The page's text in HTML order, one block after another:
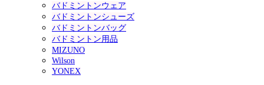
バドミントンウェア
バドミントンシューズ
バドミントンバッグ
バドミントン用品
MIZUNO
Wilson
YONEX